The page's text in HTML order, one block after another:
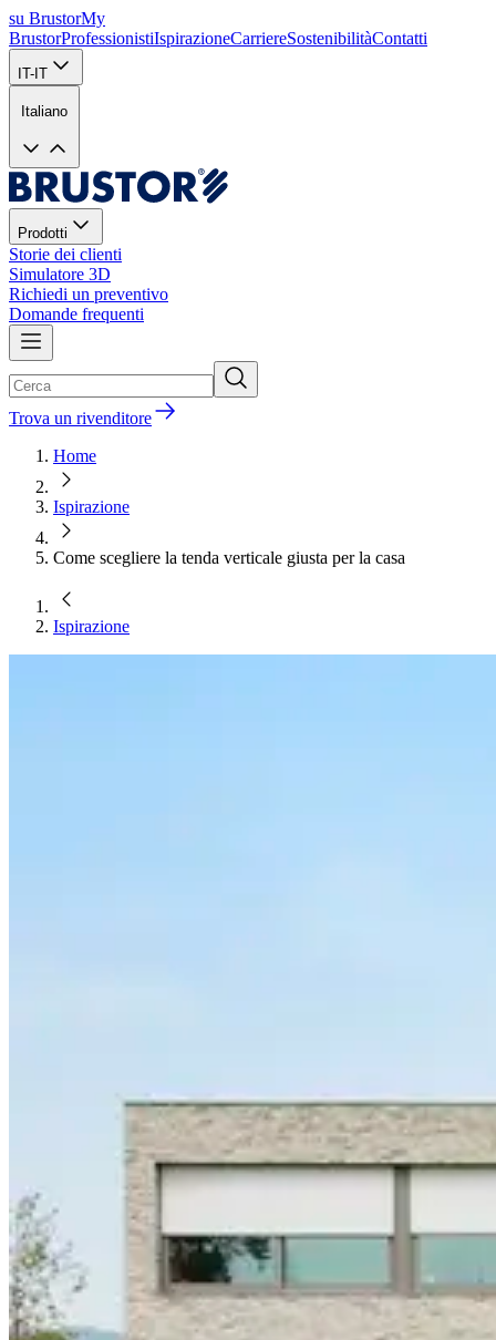
su BrustorMy
BrustorProfessionistiIspirazioneCarriereSostenibilitàContatti
IT-IT
Italiano
Prodotti
Storie dei clienti
Simulatore 3D
Richiedi un preventivo
Domande frequenti
Trova un rivenditore
Home
Ispirazione
Come scegliere la tenda verticale giusta per la casa
Ispirazione